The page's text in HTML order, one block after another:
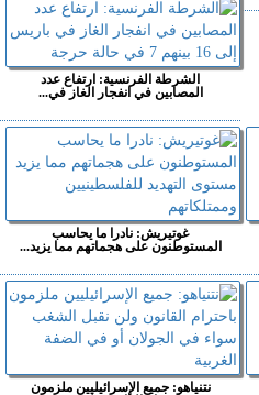
الشرطة الفرنسية: ارتفاع عدد
المصابين في انفجار الغاز في...
غوتيريش: نادرا ما يحاسب
المستوطنون على هجماتهم مما يزيد...
نتنياهو: جميع الإسرائيليين ملزمون